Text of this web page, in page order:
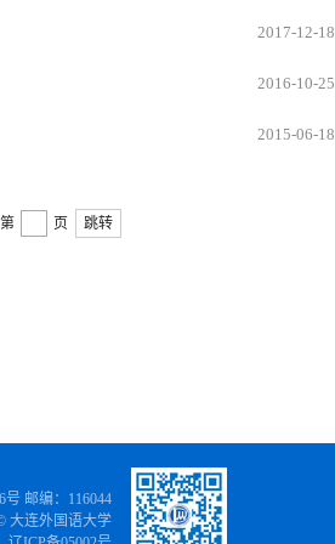
2017-12-18
2016-10-25
2015-06-18
页 跳转
邮编：116044
大连外国语大学